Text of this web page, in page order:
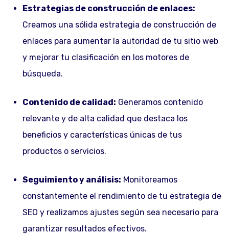
Estrategias de construcción de enlaces:
Creamos una sólida estrategia de construcción de
enlaces para aumentar la autoridad de tu sitio web
y mejorar tu clasificación en los motores de
búsqueda.
Contenido de calidad: Generamos contenido
relevante y de alta calidad que destaca los
beneficios y características únicas de tus
productos o servicios.
Seguimiento y análisis: Monitoreamos
constantemente el rendimiento de tu estrategia de
SEO y realizamos ajustes según sea necesario para
garantizar resultados efectivos.